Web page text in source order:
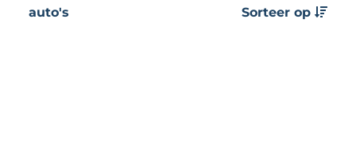
auto's Sorteer op